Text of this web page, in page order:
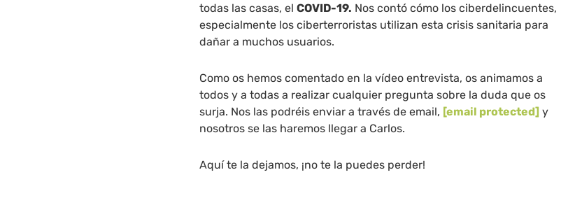
todas las casas, elCOVID-19. Nos contó cómo los ciberdelincuentes,
especialmente los ciberterroristas utilizan esta crisis sanitaria para
dañar a muchos usuarios.
Como os hemos comentado en la vídeo entrevista, os animamos a
todos y a todas a realizar cualquier pregunta sobre la duda que os
surja. Nos las podréis enviar a través de email, [email protected] y
nosotros se las haremos llegar a Carlos.
Aquí te la dejamos, ¡no te la puedes perder!